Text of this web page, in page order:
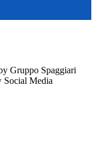
Gruppo Spaggiari
Social Media